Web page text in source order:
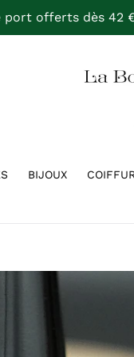
port offerts dès 42
BIJOUX